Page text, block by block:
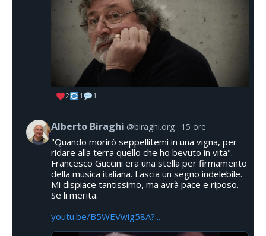
2 1 1
Alberto Biraghi @biraghi.org 15 ore
"Quando morirò seppellitemi in una vigna, per
ridare alla terra quello che ho bevuto in vita".
Francesco Guccini era una stella per firmamento
della musica italiana. Lascia un segno indelebile.
Mi dispiace tantissimo, ma avrà pace e riposo.
Se li merita.
youtu.be/B5WEVwig58A?...